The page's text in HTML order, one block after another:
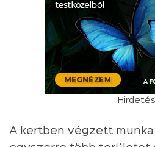
Hirdetés
A kertben végzett